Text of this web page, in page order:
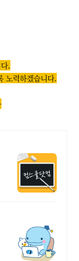
.
노력하겠습니다.